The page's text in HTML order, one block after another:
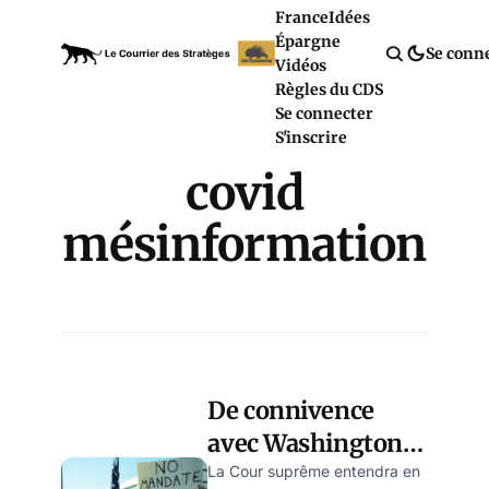
FranceIdées
Épargne
Vidéos
Règles du CDS
Se connecter
S'inscrire
Se
covid
mésinformation
De connivence
avec Washington,
les réseaux sociaux
La Cour suprême entendra en